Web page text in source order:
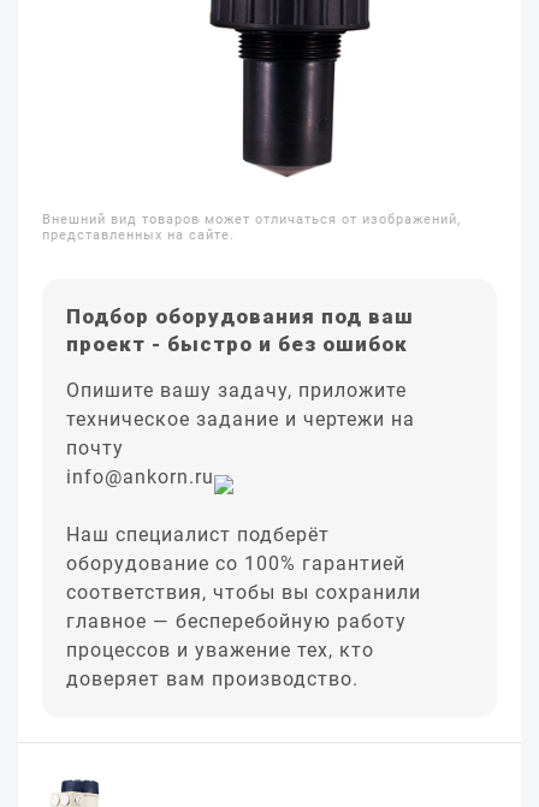
Внешний вид товаров может отличаться от изображений,
представленных на сайте.
Подбор оборудования под ваш
проект - быстро и без ошибок
Опишите вашу задачу, приложите
техническое задание и чертежи на
почту
info@ankorn.ru
Наш специалист подберёт
оборудование со 100% гарантией
соответствия, чтобы вы сохранили
главное — бесперебойную работу
процессов и уважение тех, кто
доверяет вам производство.